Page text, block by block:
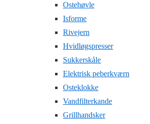
Ostehøvle
Isforme
Rivejern
Hvidløgspresser
Sukkerskåle
Elektrisk peberkværn
Osteklokke
Vandfilterkande
Grillhandsker